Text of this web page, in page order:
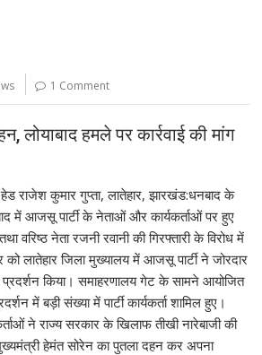
1 Comment
हमले पर कार्रवाई की मांग
राजेश कुमार गुप्ता, लातेहार, झारखंड:धनबाद के
में आजसू पार्टी के नेताओं और कार्यकर्ताओं पर हुए
वरिष्ठ नेता रजनी रवानी की गिरफ्तारी के विरोध में
को लातेहार जिला मुख्यालय में आजसू पार्टी ने जोरदार
प्रदर्शन किया। समाहरणालय गेट के सामने आयोजित
में बड़ी संख्या में पार्टी कार्यकर्ता शामिल हुए।
ने राज्य सरकार के खिलाफ तीखी नारेबाजी की
हेमंत सोरेन का पुतला दहन कर अपना